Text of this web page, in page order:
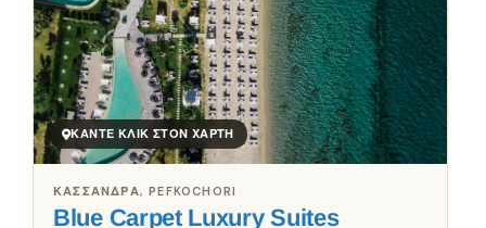
ΚΆΝΤΕ ΚΛΙΚ ΣΤΟΝ ΧΆΡΤΗ
Blue Carpet Luxury Suites
ΚΑΣΣΆΝΔΡΑ, PEFKOCHORI